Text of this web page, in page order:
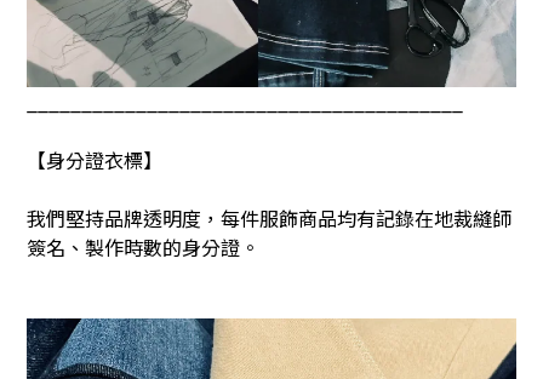
【身分證衣標】
我們堅持品牌透明度，每件服飾商品均有記錄在地裁縫師
簽名、製作時數的身分證。